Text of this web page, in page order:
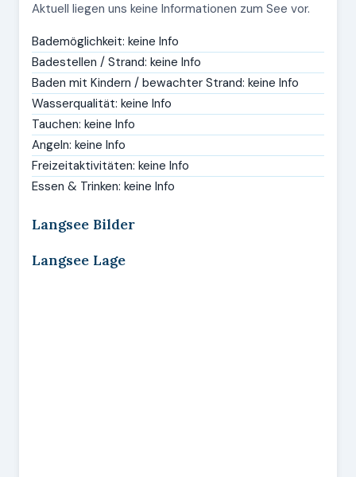
Aktuell liegen uns keine Informationen zum See vor.
Bademöglichkeit: keine Info
Badestellen / Strand: keine Info
Baden mit Kindern / bewachter Strand: keine Info
Wasserqualität: keine Info
Tauchen: keine Info
Angeln: keine Info
Freizeitaktivitäten: keine Info
Essen & Trinken: keine Info
Langsee Bilder
Langsee Lage